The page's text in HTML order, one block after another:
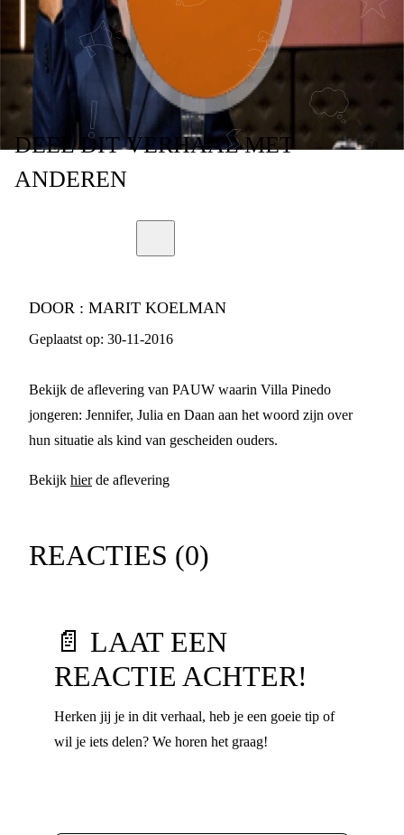
PAUW
DEELDIT VERHAALMET
ANDEREN
DOOR : MARIT KOELMAN
Geplaatst op: 30-11-2016
Bekijk de aflevering van PAUW waarin Villa Pinedo
jongeren: Jennifer, Julia en Daan aan het woord zijn over
hun situatie als kind van gescheiden ouders.
Bekijk hierde aflevering
REACTIES (0)
📄 LAAT EEN
REACTIE ACHTER!
Herken jij je in dit verhaal, heb je een goeie tip of
wil je iets delen? We horen het graag!